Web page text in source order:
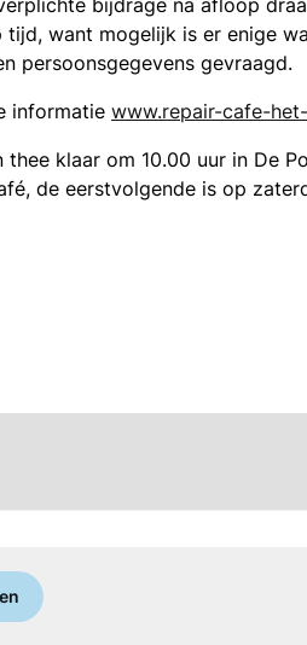
tijd, want mogelijk is er enige
persoonsgegevens gevraagd.
informatie www.repair-cafe-
klaar om 10.00 uur in De
de eerstvolgende is op